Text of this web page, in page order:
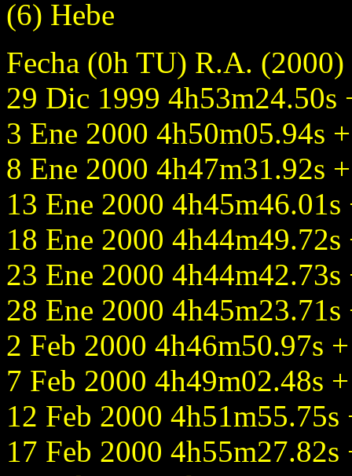
(6) Hebe
Fecha (0h TU) R.A.
29 Dic 1999 4h53m24.50s
3 Ene 2000 4h50m05.94s
8 Ene 2000 4h47m31.92s
13 Ene 2000 4h45m46.01s
18 Ene 2000 4h44m49.72s
23 Ene 2000 4h44m42.73s
28 Ene 2000 4h45m23.71s
2 Feb 2000 4h46m50.97s
7 Feb 2000 4h49m02.48s
12 Feb 2000 4h51m55.75s
17 Feb 2000 4h55m27.82s